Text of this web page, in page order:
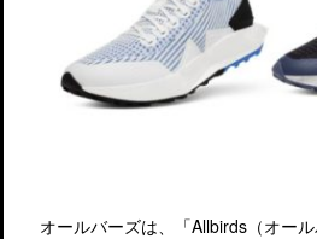
オールバーズは、「Allbirds（オー